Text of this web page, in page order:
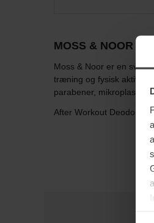
MOSS & NOOR
Moss & Noor er en
træning og fysisk
parabener, mikroplast og
After Workout